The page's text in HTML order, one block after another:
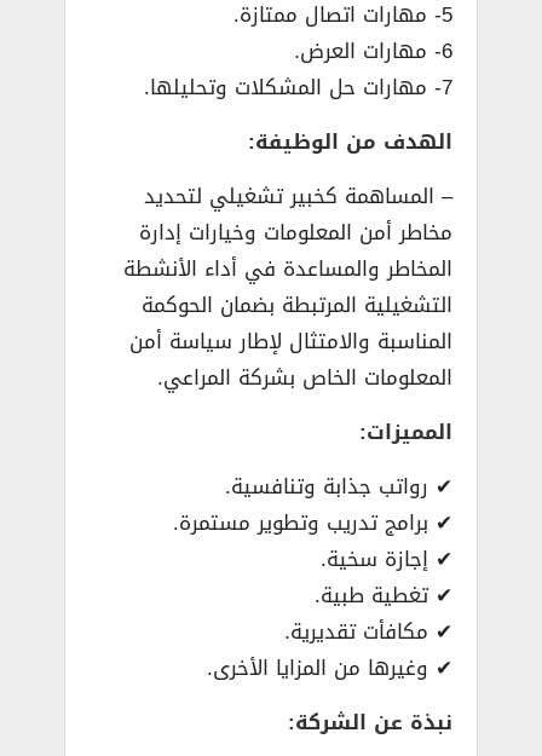
5- مهارات اتصال ممتازة.
6- مهارات العرض.
7- مهارات حل المشكلات وتحليلها.
الهدف من الوظيفة:
– المساهمة كخبير تشغيلي لتحديد
مخاطر أمن المعلومات وخيارات إدارة
المخاطر والمساعدة في أداء الأنشطة
التشغيلية المرتبطة بضمان الحوكمة
المناسبة والامتثال لإطار سياسة أمن
المعلومات الخاص بشركة المراعي.
المميزات:
✔ رواتب جذابة وتنافسية.
✔ برامج تدريب وتطوير مستمرة.
✔ إجازة سخية.
✔ تغطية طبية.
✔ مكافأت تقديرية.
✔ وغيرها من المزايا الأخرى.
نبذة عن الشركة: